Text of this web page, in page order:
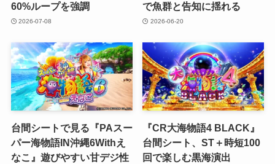
60%ループを強調
2026-07-08
で魚群と告知に揺れる
2026-06-20
台間シートで見る『PAスー
パー海物語IN沖縄6Withえ
なこ』遊びやすい甘デジ性
『CR大海物語4 BLACK』
台間シート、ST＋時短100
回で楽しむ黒海演出